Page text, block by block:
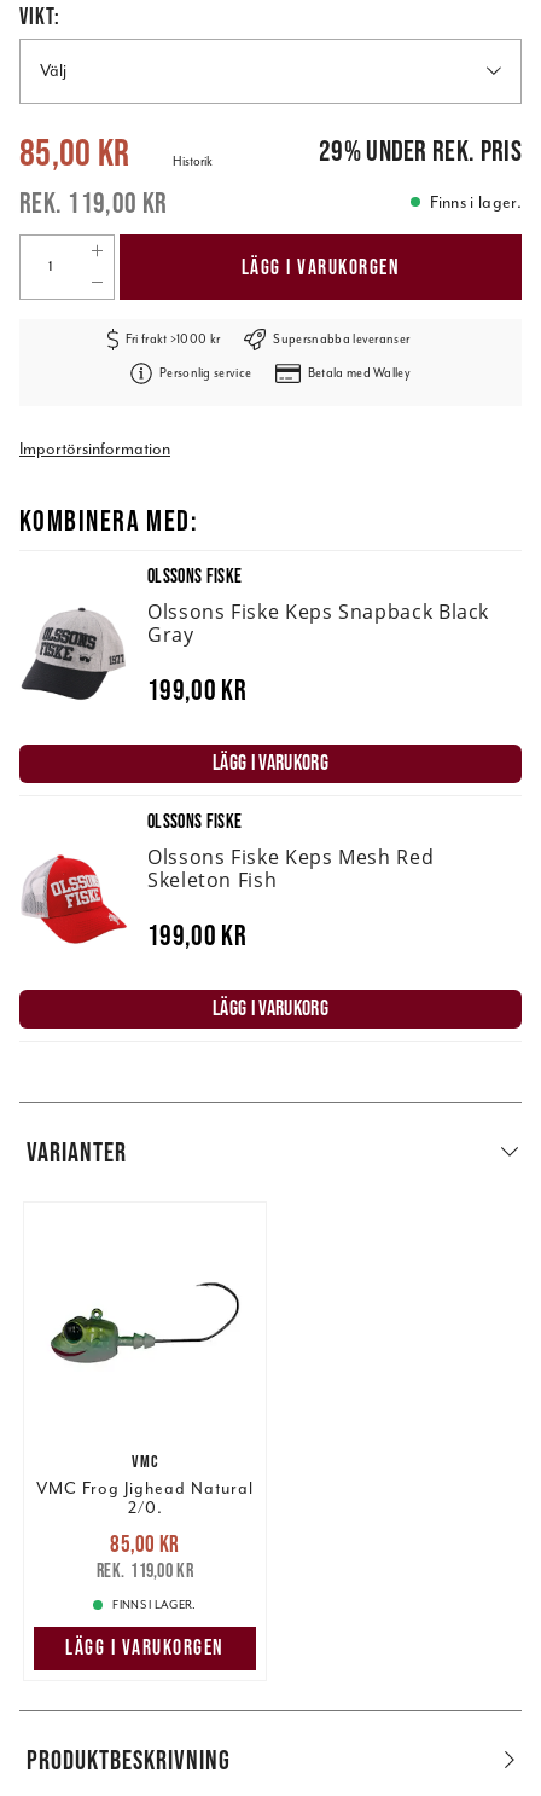
VIKT:
Välj
Nuvarande pris: 119,00 kr
85,00 kr
119,00 kr
Historik 29%under rek. pris
Finns i lager.
LÄGG I VARUKORGEN
Fri frakt >1000 kr Supersnabba leveranser
Personlig service Betala med Walley
Importörsinformation
KOMBINERA MED:
OLSSONS FISKE
Olssons Fiske Keps Snapback Black
Gray
199,00 kr
LÄGG I VARUKORG
OLSSONS FISKE
Olssons Fiske Keps Mesh Red
Skeleton Fish
199,00 kr
LÄGG I VARUKORG
VARIANTER
VMC
VMC Frog Jighead Natural
2/0.
Nuvarande pris
85,00 krTidigare pris
119,00 kr
85,00 kr
119,00 kr
FINNS I LAGER.
LÄGG I VARUKORGEN
PRODUKTBESKRIVNING